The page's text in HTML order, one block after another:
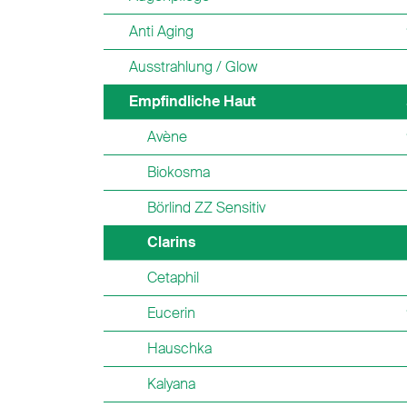
Anti Aging
Ausstrahlung / Glow
Empfindliche Haut
Avène
Biokosma
Börlind ZZ Sensitiv
Clarins
Cetaphil
Eucerin
Hauschka
Kalyana